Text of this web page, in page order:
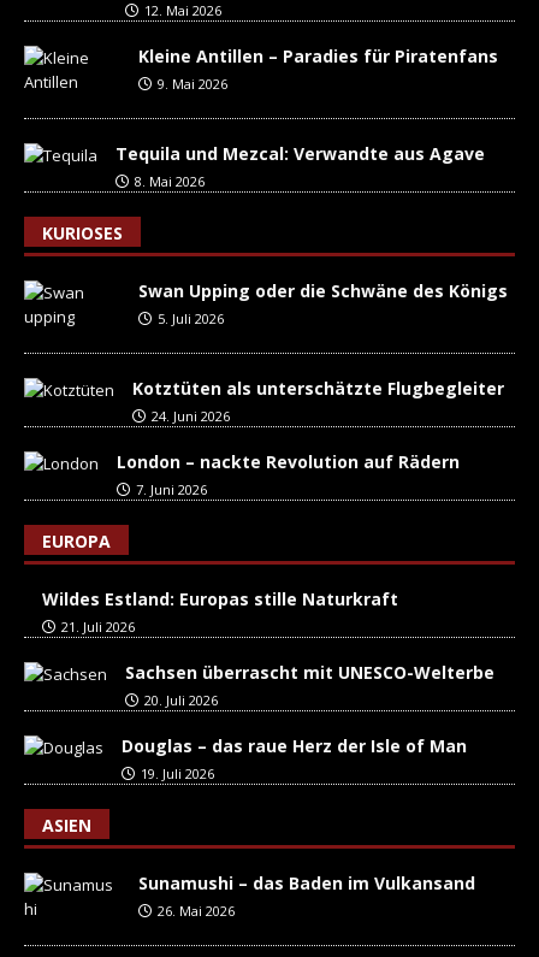
12. Mai 2026
Kleine Antillen – Paradies für Piratenfans
9. Mai 2026
Tequila und Mezcal: Verwandte aus Agave
8. Mai 2026
KURIOSES
Swan Upping oder die Schwäne des Königs
5. Juli 2026
Kotztüten als unterschätzte Flugbegleiter
24. Juni 2026
London – nackte Revolution auf Rädern
7. Juni 2026
EUROPA
Wildes Estland: Europas stille Naturkraft
21. Juli 2026
Sachsen überrascht mit UNESCO-Welterbe
20. Juli 2026
Douglas – das raue Herz der Isle of Man
19. Juli 2026
ASIEN
Sunamushi – das Baden im Vulkansand
26. Mai 2026